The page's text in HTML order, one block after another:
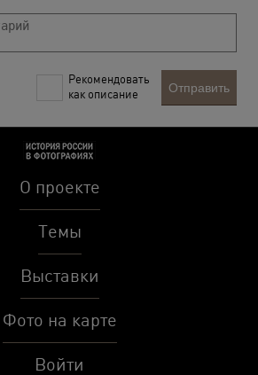
Рекомендовать
как описание
Отправить
О проекте
Темы
Выставки
Фото на карте
Войти